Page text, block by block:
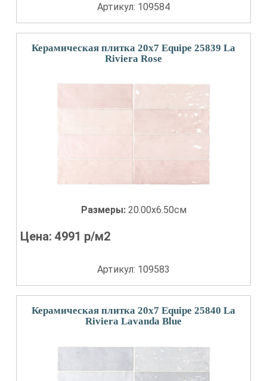
Артикул: 109584
Керамическая плитка 20x7 Equipe 25839 La
Riviera Rose
Размеры: 20.00x6.50см
Цена:4991 р/м2
Артикул: 109583
Керамическая плитка 20x7 Equipe 25840 La
Riviera Lavanda Blue